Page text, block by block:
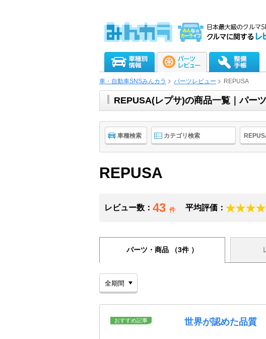
車・自動車SNSみんカラ パーツレビュー REPUSA
REPUSA(レプサ)の商品一覧｜パー
車種検索 カテゴリ検索
REPUSA
レビュー数： 43 件 平均評価：
パーツ・商品 （3件 ）
おすすめ記事 世界が認めた品質